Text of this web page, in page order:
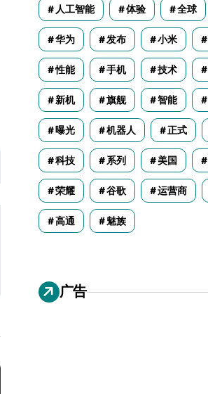
人工智能 体验 全球
华为 发布 小米
性能 手机 技术
新机 旗舰 智能
曝光 机器人 正式
科技 系列 美国
荣耀 谷歌 运营商
高通 魅族
广告